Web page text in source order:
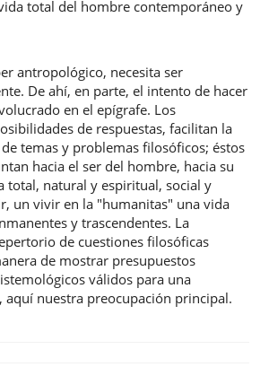
total del hombre contemporáneo y
antropológico, necesita ser
De ahí, en parte, el intento de hacer
en el epígrafe. Los
de respuestas, facilitan la
temas y problemas filosóficos; éstos
hacia el ser del hombre, hacia su
total, natural y espiritual, social y
un vivir en la "humanitas" una vida
y trascendentes. La
de cuestiones filosóficas
de mostrar presupuestos
válidos para una
nuestra preocupación principal.